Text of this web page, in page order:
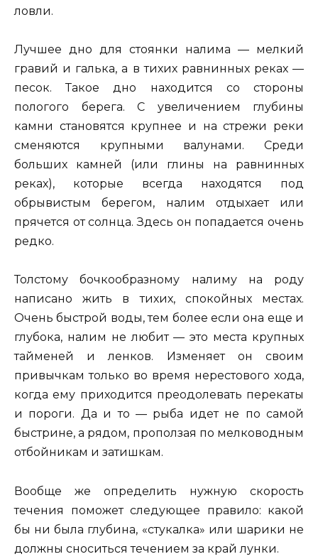
ловли.
Лучшее дно для стоянки налима — мелкий
гравий и галька, а в тихих равнинных реках —
песок. Такое дно находится со стороны
пологого берега. С увеличением глубины
камни становятся крупнее и на стрежи реки
сменяются крупными валунами. Среди
больших камней (или глины на равнинных
реках), которые всегда находятся под
обрывистым берегом, налим отдыхает или
прячется от солнца. Здесь он попадается очень
редко.
Толстому бочкообразному налиму на роду
написано жить в тихих, спокойных местах.
Очень быстрой воды, тем более если она еще и
глубока, налим не любит — это места крупных
тайменей и ленков. Изменяет он своим
привычкам только во время нерестового хода,
когда ему приходится преодолевать перекаты
и пороги. Да и то — рыба идет не по самой
быстрине, а рядом, проползая по мелководным
отбойникам и затишкам.
Вообще же определить нужную скорость
течения поможет следующее правило: какой
бы ни была глубина, «стукалка» или шарики не
должны сноситься течением за край лунки.